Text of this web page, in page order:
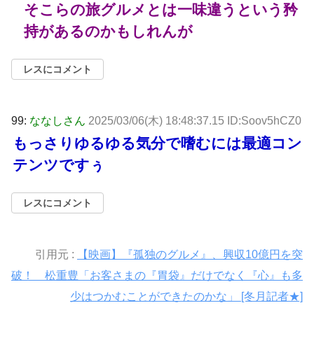
そこらの旅グルメとは一味違うという矜
持があるのかもしれんが
レスにコメント
99: ななしさん 2025/03/06(木) 18:48:37.15 ID:Soov5hCZ0
もっさりゆるゆる気分で嗜むには最適コン
テンツですぅ
レスにコメント
引用元 :
【映画】『孤独のグルメ』、興収10億円を突
破！ 松重豊「お客さまの『胃袋』だけでなく『心』も多
少はつかむことができたのかな」 [冬月記者★]